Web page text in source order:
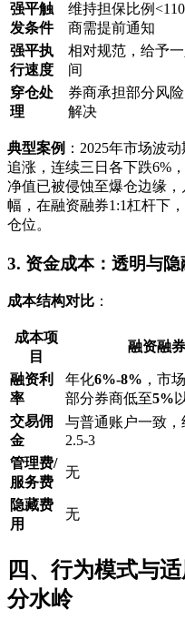
强平触
发条件
维持担保比例
商需提前通知
强平执
行速度
相对规范，给予
间
穿仓处
理
券商承担部分风
解决
典型案例 ：2025年市场波
追涨，连续三日各下跌6%
净值已被侵蚀至爆仓边缘
幅，在融资融券1:1杠杆下
仓位。
3. 资金成本：透明与
成本结构对比 ：
成本项
目
融资融券
融资利
率
年化6%-8% ，市
部分券商低至5%
交易佣
金
与普通账户一致，
2.5-3
管理费/
服务费
无
隐藏费
用
无
四、行为模式与
分水岭